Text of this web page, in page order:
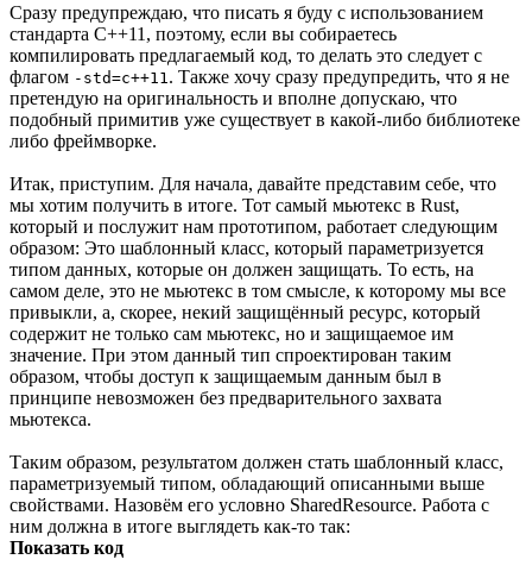
Сразу предупреждаю, что писать я буду с использованием
стандарта С++11, поэтому, если вы собираетесь
компилировать предлагаемый код, то делать это следует с
флагом -std=c++11 . Также хочу сразу предупредить, что я не
претендую на оригинальность и вполне допускаю, что
подобный примитив уже существует в какой-либо библиотеке
либо фреймворке.
Итак, приступим. Для начала, давайте представим себе, что
мы хотим получить в итоге. Тот самый мьютекс в Rust,
который и послужит нам прототипом, работает следующим
образом: Это шаблонный класс, который параметризуется
типом данных, которые он должен защищать. То есть, на
самом деле, это не мьютекс в том смысле, к которому мы все
привыкли, а, скорее, некий защищённый ресурс, который
содержит не только сам мьютекс, но и защищаемое им
значение. При этом данный тип спроектирован таким
образом, чтобы доступ к защищаемым данным был в
принципе невозможен без предварительного захвата
мьютекса.
Таким образом, результатом должен стать шаблонный класс,
параметризуемый типом, обладающий описанными выше
свойствами. Назовём его условно SharedResource. Работа с
ним должна в итоге выглядеть как-то так:
Показать код